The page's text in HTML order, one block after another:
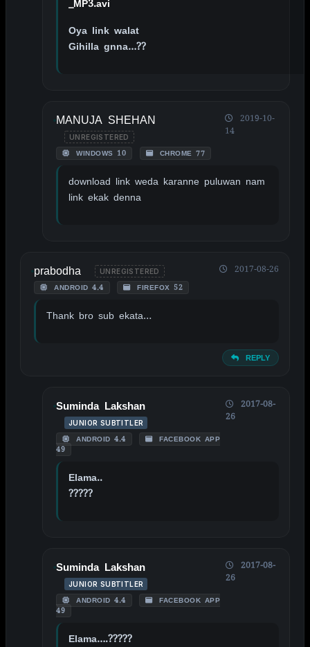
_MP3.avi
Oya link walat
Gihilla gnna…??
MANUJA SHEHAN
UNREGISTERED
WINDOWS 10 CHROME 77
2019-10-
14
download link weda karanne puluwan nam
link ekak denna
prabodha UNREGISTERED
ANDROID 4.4 FIREFOX 52
2017-08-26
Thank bro sub ekata…
REPLY
Suminda Lakshan
JUNIOR SUBTITLER
ANDROID 4.4
FACEBOOK APP
49
2017-08-
26
Elama..
?????
Suminda Lakshan
JUNIOR SUBTITLER
ANDROID 4.4
FACEBOOK APP
49
2017-08-
26
Elama….?????